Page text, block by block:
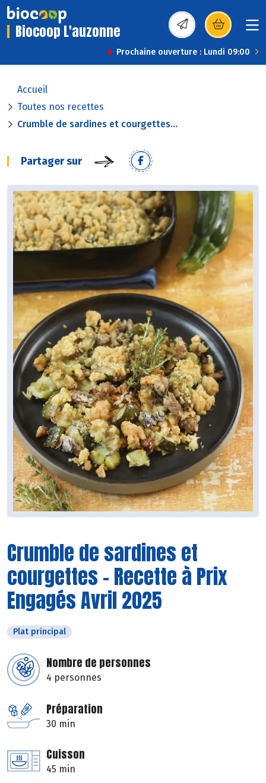
Biocoop L'auzonne (s’ouvre dans une
Prochaine ouverture : Lundi 09:00
Accueil
Toutes nos recettes
Crumble de sardines et courgettes...
Partager sur
Crumble de sardines et
courgettes - Recette à Prix
Engagés Avril 2025
Plat principal
Nombre de personnes
4 personnes
Préparation
30 min
Cuisson
45 min